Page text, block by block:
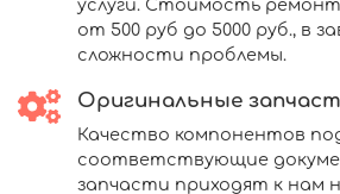
услуги. Стоимость
от 500 руб до 5000 руб., в
сложности проблемы.
Оригинальные
Качество компонентов
соответствующие
запчасти приходят к нам